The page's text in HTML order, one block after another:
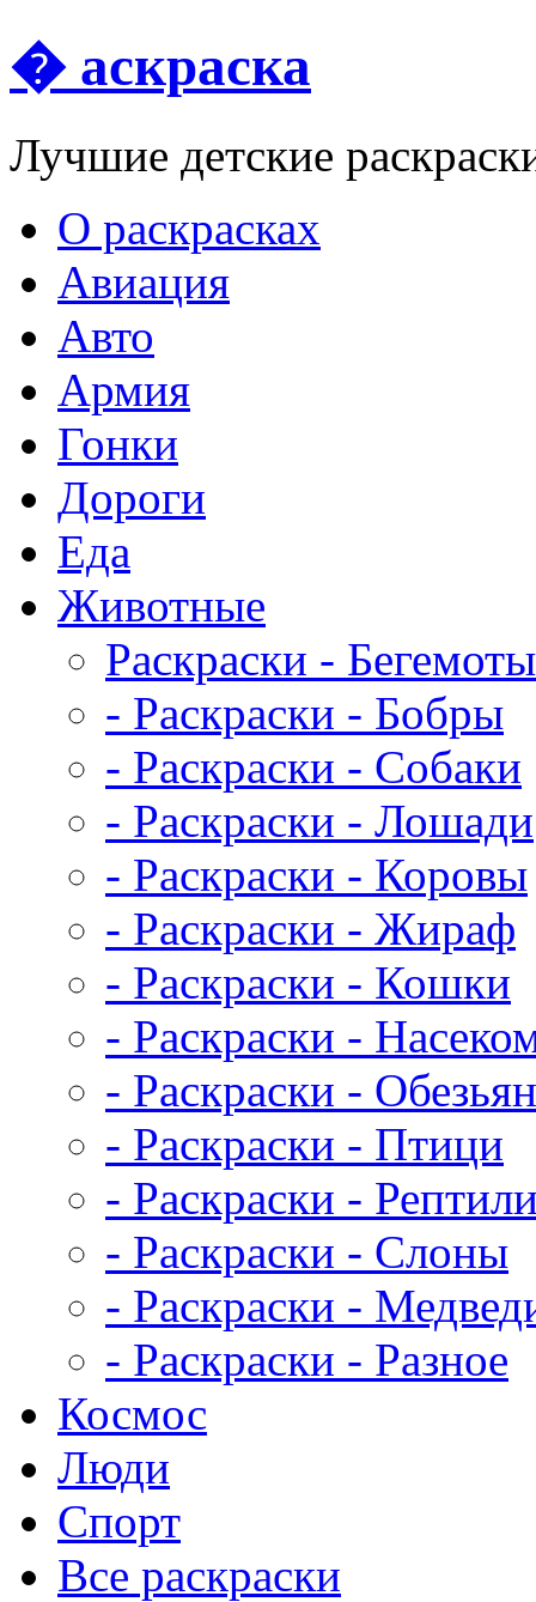
� аскраска
Лучшие детские
О раскрасках
Авиация
Авто
Армия
Гонки
Дороги
Еда
Животныe
Раскраски - Бегемоты
- Раскраски - Бобры
- Раскраски - Собаки
- Раскраски - Лошади
- Раскраски - Коровы
- Раскраски - Жираф
- Раскраски - Кошки
- Раскраски -
- Раскраски -
- Раскраски - Птици
- Раскраски -
- Раскраски - Слоны
- Раскраски -
- Раскраски - Разное
Космос
Люди
Спорт
Все раскраски